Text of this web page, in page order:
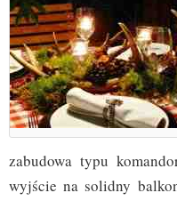
zabudowa typu
wyjście na solidny